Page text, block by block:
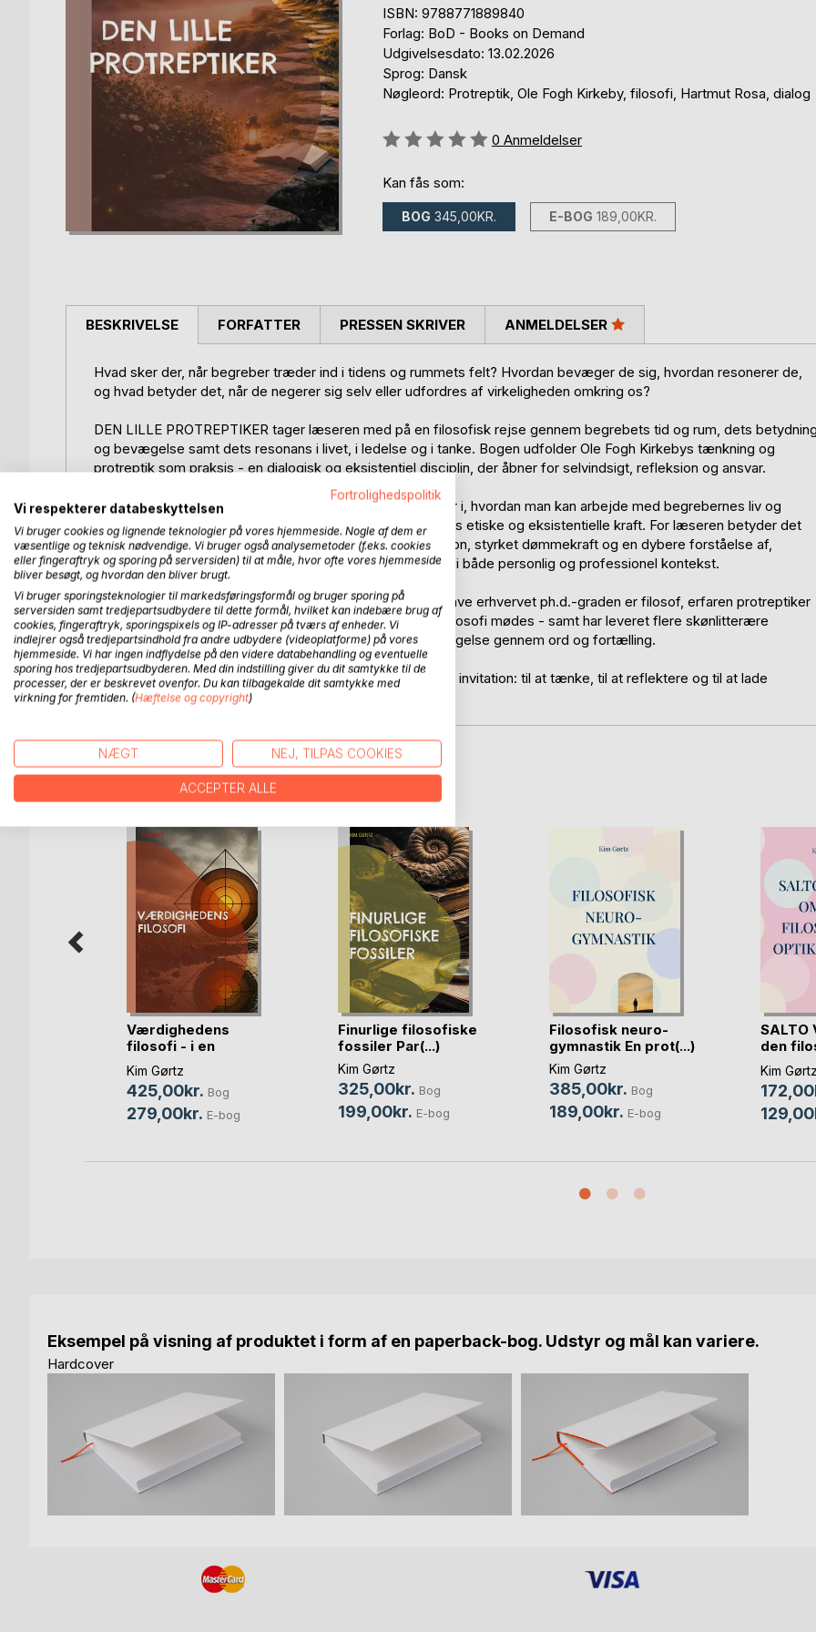
ISBN: 9788771889840
Forlag: BoD - Books on Demand
Udgivelsesdato: 13.02.2026
Sprog: Dansk
Nøgleord: Protreptik, Ole Fogh Kirkeby, filosofi, Hartmut Rosa, dialog
Anmeldelse::
0 Anmeldelser
Kan fås som:
BOG 345,00KR. E-BOG 189,00KR.
BESKRIVELSE
Hvad sker der, når begreber træder ind i tidens og rummets felt? Hvordan bevæger de sig, hvordan resonerer de,
og hvad betyder det, når de negerer sig selv eller udfordres af virkeligheden omkring os?
DEN LILLE PROTREPTIKER tager læseren med på en filosofisk rejse gennem begrebets tid og rum, dets
og bevægelse samt dets resonans i livet, i ledelse og i tanke. Bogen udfolder Ole Fogh Kirkebys tænkning og
protreptik som praksis - en dialogisk og eksistentiel disciplin, der åbner for selvindsigt, refleksion og ansvar.
Formålet med bogen er at give læseren konkrete indsigter i, hvordan man kan arbejde med begrebernes liv og
bevægelse, samt hvordan man kan lade sig forme af deres etiske og eksistentielle kraft. For læseren betyder det
både inspiration og praktisk udbytte: redskaber til refleksion, styrket dømmekraft og en dybere forståelse af,
hvordan protreptik kan blive en vej til indsigtsfuld handling i både personlig og professionel kontekst.
Bogen er blevet til gennem et menneske, der udover at have erhvervet ph.d.-graden er filosof, erfaren protreptiker
og forfatter til over 90 bøger, hvor ledelse, coaching og filosofi mødes - samt har leveret flere skønlitterære
udgivelser, der udforsker menneskets eksistens og bevægelse gennem ord og fortælling.
DEN LILLE PROTREPTIKER er både en introduktion og en invitation: til at tænke, til at reflektere og til at lade
begreberne tale - på deres egen måde.
FORFATTER PRESSEN SKRIVER ANMELDELSER
FLERE TITLER HOSBoD
Værdighedens
filosofi - i en
traum(...)
Kim Gørtz
425,00kr. Bog
279,00kr. E-bog
Finurlige filosofiske
fossiler Par(...)
Kim Gørtz
325,00kr. Bog
199,00kr. E-bog
Filosofisk neuro-
gymnastik En prot(...)
Kim Gørtz
385,00kr. Bog
189,00kr. E-bog
SALTO
den
op(...)
Kim
Eksempel på visning af produktet i form af en paperback-bog. Udstyr og mål kan variere.
Hardcover
Fortrolighedspolitik
Vi respekterer databeskyttelsen
Vi bruger cookies og lignende teknologier på vores hjemmeside. Nogle af dem er
væsentlige og teknisk nødvendige. Vi bruger også analysemetoder (f.eks. cookies
eller fingeraftryk og sporing på serversiden) til at måle, hvor ofte vores hjemmeside
bliver besøgt, og hvordan den bliver brugt.
Vi bruger sporingsteknologier til markedsføringsformål og bruger sporing på
serversiden samt tredjepartsudbydere til dette formål, hvilket kan indebære brug af
cookies, fingeraftryk, sporingspixels og IP-adresser på tværs af enheder. Vi
indlejrer også tredjepartsindhold fra andre udbydere (videoplatforme) på vores
hjemmeside. Vi har ingen indflydelse på den videre databehandling og eventuelle
sporing hos tredjepartsudbyderen. Med din indstilling giver du dit samtykke til de
processer, der er beskrevet ovenfor. Du kan tilbagekalde dit samtykke med
virkning for fremtiden. (Hæftelse og copyright)
NÆGT NEJ, TILPAS COOKIES
ACCEPTER ALLE